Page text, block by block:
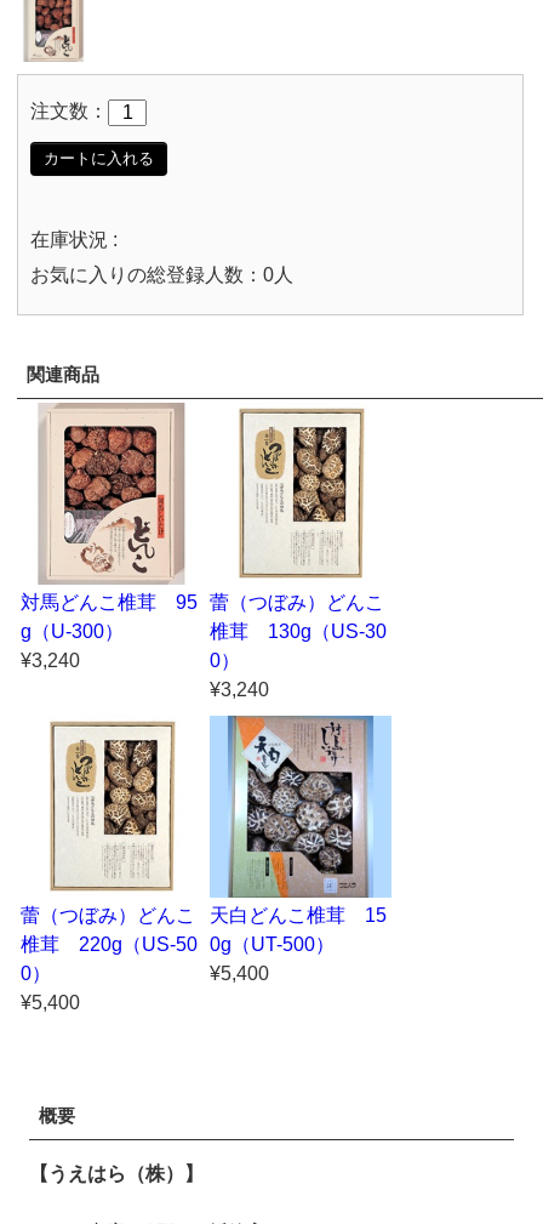
注文数：
カートに入れる
在庫状況 :
お気に入りの総登録人数：0人
関連商品
対馬どんこ椎茸 95
g（U-300）
¥3,240
蕾（つぼみ）どんこ
椎茸 130g（US-30
0）
¥3,240
蕾（つぼみ）どんこ
椎茸 220g（US-50
0）
¥5,400
天白どんこ椎茸 15
0g（UT-500）
¥5,400
概要
【うえはら（株）】